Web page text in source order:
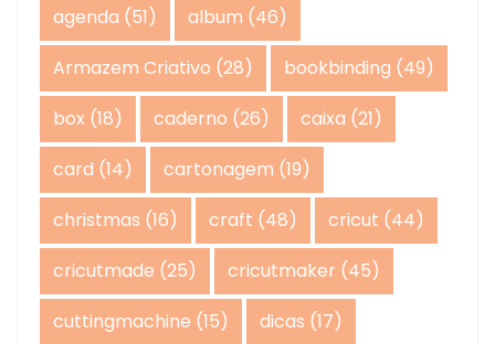
agenda (51) album (46)
Armazem Criativo (28) bookbinding (49)
box (18) caderno (26) caixa (21)
card (14) cartonagem (19)
christmas (16) craft (48) cricut (44)
cricutmade (25) cricutmaker (45)
cuttingmachine (15) dicas (17)